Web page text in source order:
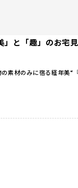
」と「趣」のお宅
OMソーラーの家』見学会”を開催しま